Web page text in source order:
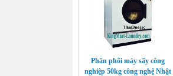
Phân phối máy sấy công
nghiệp 50kg công nghệ Nhật